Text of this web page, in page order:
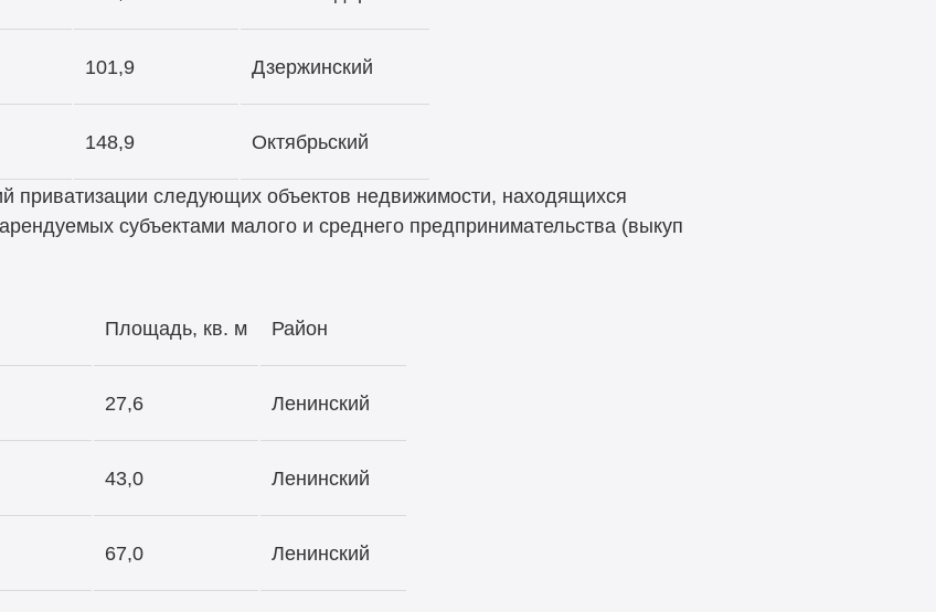
101,9 Дзержинский
148,9 Октябрьский
приватизации следующих объектов недвижимости, находящихся
субъектами малого и среднего предпринимательства (выкуп
Площадь, кв. м Район
27,6 Ленинский
43,0 Ленинский
67,0 Ленинский